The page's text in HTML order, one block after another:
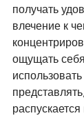
получать
влечение к
ощущать